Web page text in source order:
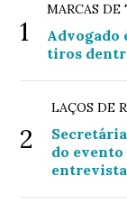
1
MARCAS DE
Advogado
tiros
2
LAÇOS DE
do evento
entrevista